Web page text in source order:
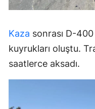
Kaza sonrası D-
kuyrukları oluştu.
saatlerce aksadı.